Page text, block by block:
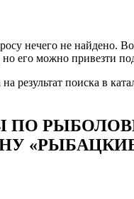
нечего не найдено.
его можно привезти
результат поиска в
ПО